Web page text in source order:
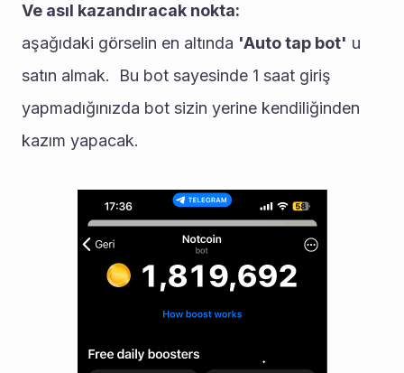
Ve asıl kazandıracak nokta:
aşağıdaki görselin en altında 'Auto tap bot' u
satın almak.  Bu bot sayesinde 1 saat giriş
yapmadığınızda bot sizin yerine kendiliğinden
kazım yapacak.